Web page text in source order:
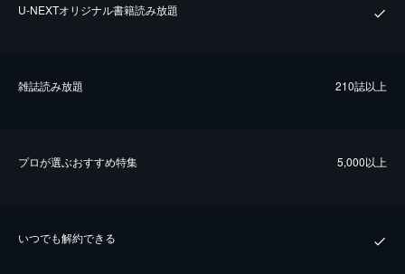
U-NEXTオリジナル書籍読み放題
雑誌読み放題 210誌以上
プロが選ぶおすすめ特集 5,000以上
いつでも解約できる